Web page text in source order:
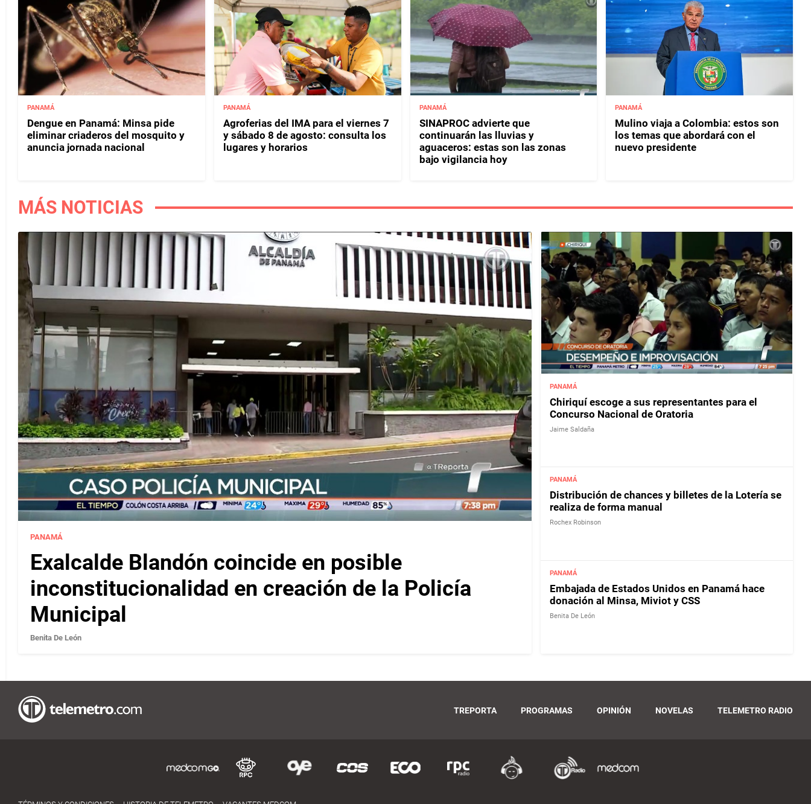
PANAMÁ
Dengue en Panamá: Minsa pide
eliminar criaderos del mosquito y
anuncia jornada nacional
PANAMÁ
Agroferias del IMA para el viernes 7
y sábado 8 de agosto: consulta los
lugares y horarios
PANAMÁ
SINAPROC advierte que
continuarán las lluvias y
aguaceros: estas son las zonas
bajo vigilancia hoy
PANAMÁ
Mulino viaja a Colombia: estos son
los temas que abordará con el
nuevo presidente
MÁS NOTICIAS
PANAMÁ
Exalcalde Blandón coincide en posible
inconstitucionalidad en creación de la Policía
Municipal
Benita De León
PANAMÁ
Chiriquí escoge a sus representantes para el
Concurso Nacional de Oratoria
Jaime Saldaña
PANAMÁ
Distribución de chances y billetes de la Lotería se
realiza de forma manual
Rochex Robinson
PANAMÁ
Embajada de Estados Unidos en Panamá hace
donación al Minsa, Miviot y CSS
Benita De León
TREPORTA PROGRAMAS OPINIÓN NOVELAS TELEMETRO RADIO